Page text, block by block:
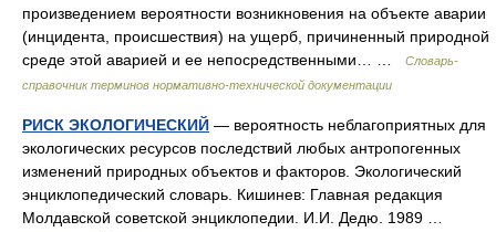
произведением вероятности возникновения на объекте аварии
(инцидента, происшествия) на ущерб, причиненный природной
среде этой аварией и ее непосредственными… …
Словарь-
справочник терминов нормативно-технической документации
РИСК ЭКОЛОГИЧЕСКИЙ — вероятность неблагоприятных для
экологических ресурсов последствий любых антропогенных
изменений природных объектов и факторов. Экологический
энциклопедический словарь. Кишинев: Главная редакция
Молдавской советской энциклопедии. И.И. Дедю. 1989 …